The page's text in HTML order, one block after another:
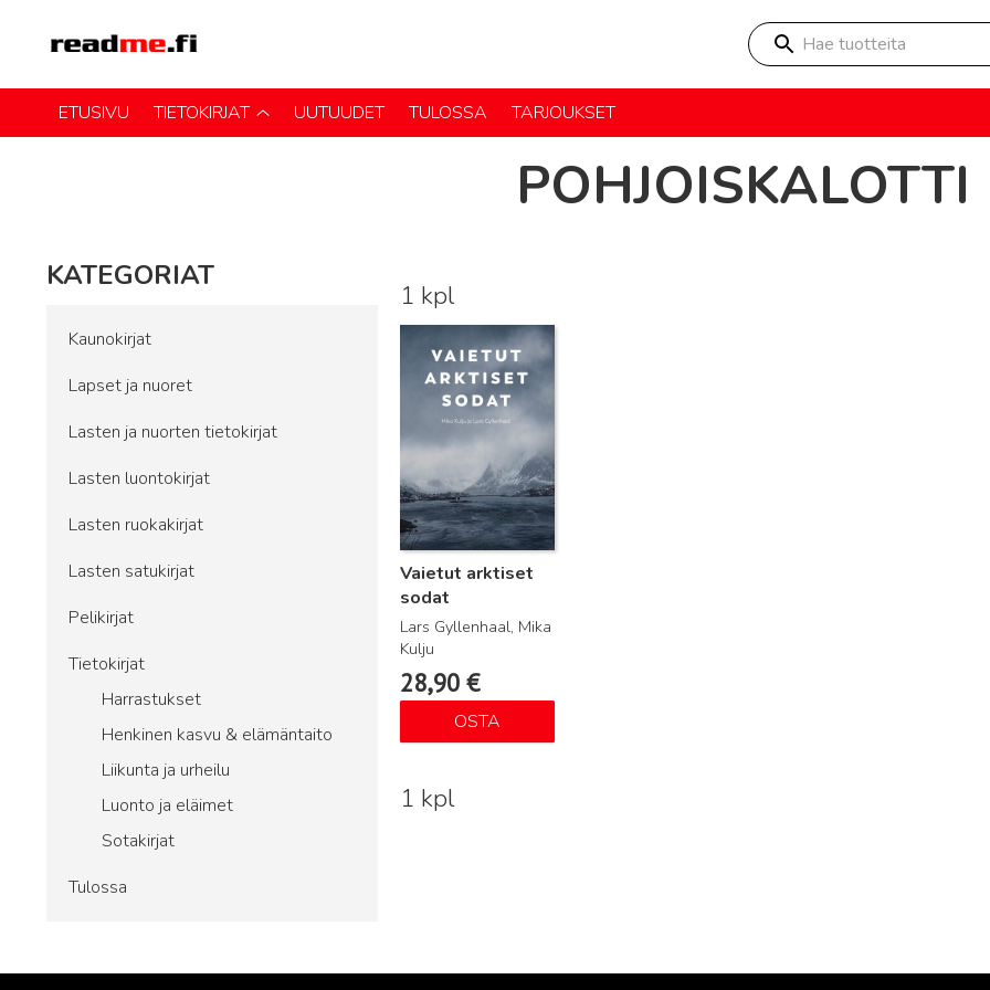
Hae tuotteita
ETUSIVU TIETOKIRJAT UUTUUDET TULOSSA TARJOUKSET
POHJOISKALOTTI
KATEGORIAT
Kaunokirjat
Lapset ja nuoret
Lasten ja nuorten tietokirjat
Lasten luontokirjat
Lasten ruokakirjat
Lasten satukirjat
Pelikirjat
Tietokirjat
Harrastukset
Henkinen kasvu & elämäntaito
Liikunta ja urheilu
Luonto ja eläimet
Sotakirjat
Tulossa
1 kpl
Vaietut arktiset
sodat
Lars Gyllenhaal, Mika
Kulju
28,90 €
OSTA
Lue lisää
1 kpl